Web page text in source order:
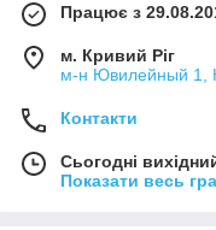
Працює з
м. Кривий Ріг
м-н Ювилейный 1,
Контакти
Сьогодні
Показати весь